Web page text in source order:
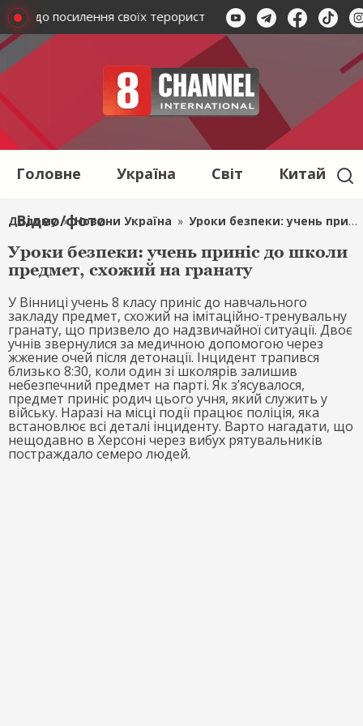
до посилення своїх терористичних дій Окупанти
Головне Україна Світ Китай
Відео/фото
Додому » Новини Україна » Уроки безпеки: учень приніс до школи предмет, схожий на гранату
Уроки безпеки: учень приніс до школи
предмет, схожий на гранату
У Вінниці учень 8 класу приніс до навчального
закладу предмет, схожий на імітаційно-тренувальну
гранату, що призвело до надзвичайної ситуації. Двоє
учнів звернулися за медичною допомогою через
жжение очей після детонації. Інцидент трапився
близько 8:30, коли один зі школярів залишив
небезпечний предмет на парті. Як з’ясувалося,
предмет приніс родич цього учня, який служить у
війську. Наразі на місці події працює поліція, яка
встановлює всі деталі інциденту. Варто нагадати, що
нещодавно в Херсоні через вибух рятувальників
постраждало семеро людей.